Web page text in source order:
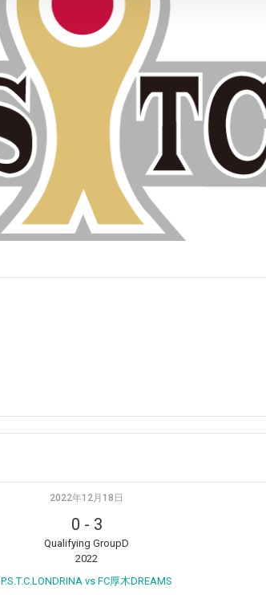
2022年12月18日
0 - 3
Qualifying GroupD
2022
P.S.T.C.LONDRINA vs FC厚木DREAMS